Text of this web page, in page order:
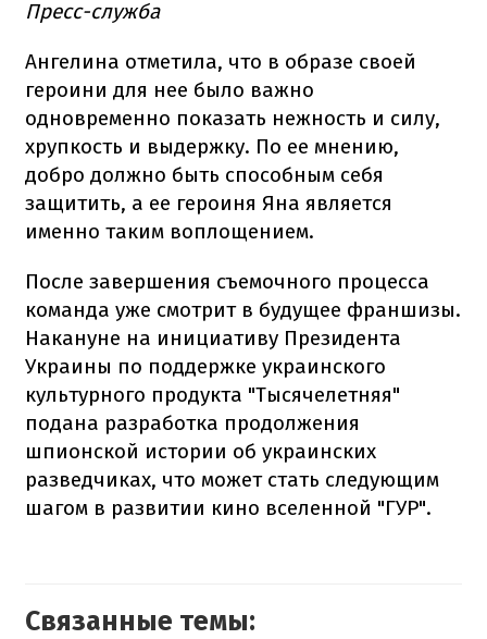
Пресс-служба
Ангелина отметила, что в образе своей
героини для нее было важно
одновременно показать нежность и силу,
хрупкость и выдержку. По ее мнению,
добро должно быть способным себя
защитить, а ее героиня Яна является
именно таким воплощением.
После завершения съемочного процесса
команда уже смотрит в будущее франшизы.
Накануне на инициативу Президента
Украины по поддержке украинского
культурного продукта "Тысячелетняя"
подана разработка продолжения
шпионской истории об украинских
разведчиках, что может стать следующим
шагом в развитии кино вселенной "ГУР".
Связанные темы: